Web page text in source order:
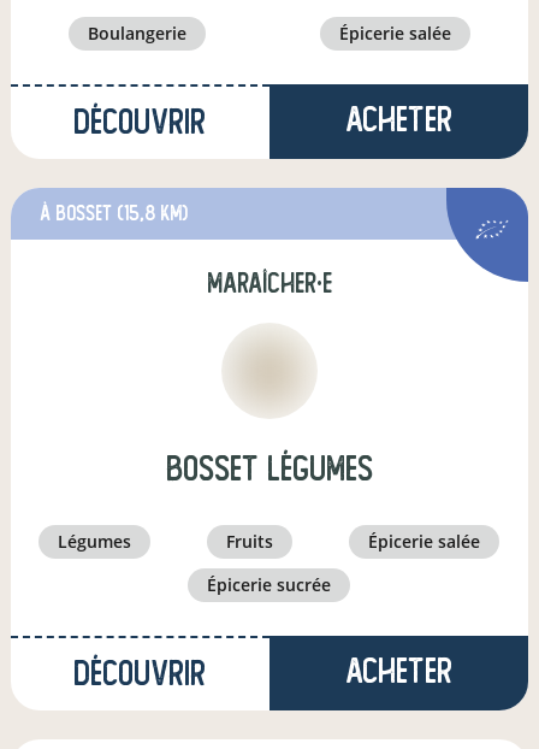
boulangerie épicerie salée
Découvrir Acheter
à Bosset (15,8 km)
maraîcher·e
Bosset Légumes
légumes fruits
épicerie salée
épicerie sucrée
Découvrir Acheter